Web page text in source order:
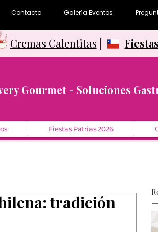
Contacto Galería Eventos
Cremas Calentitas
Gourmet - Soluciones
Fiestas Patrias 2026
tradición